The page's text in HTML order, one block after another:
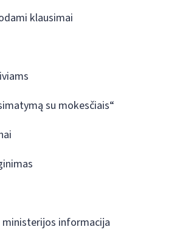
klausimai
su mokesčiais“
ministerijos informacija